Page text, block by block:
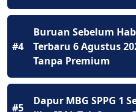
#4
Buruan Sebelum
Terbaru 6 Agustus
Tanpa Premium
#5
Dapur MBG SPPG 1